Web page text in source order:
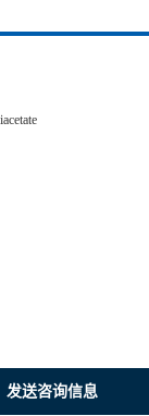
发送咨询信息